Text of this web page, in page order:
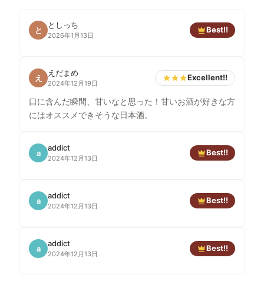
と
としっち
2026年1月13日
Best!!
え
えだまめ
2024年12月19日
Excellent!!
口に含んだ瞬間、甘いなと思った！甘いお酒が好きな方
にはオススメできそうな日本酒。
a
addict
2024年12月13日
Best!!
a
addict
2024年12月13日
Best!!
a
addict
2024年12月13日
Best!!